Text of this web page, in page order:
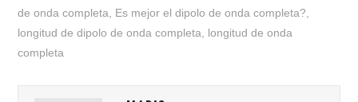
de onda completa
Es mejor el dipolo de onda completa?
longitud de dipolo de onda completa
longitud de onda
completa